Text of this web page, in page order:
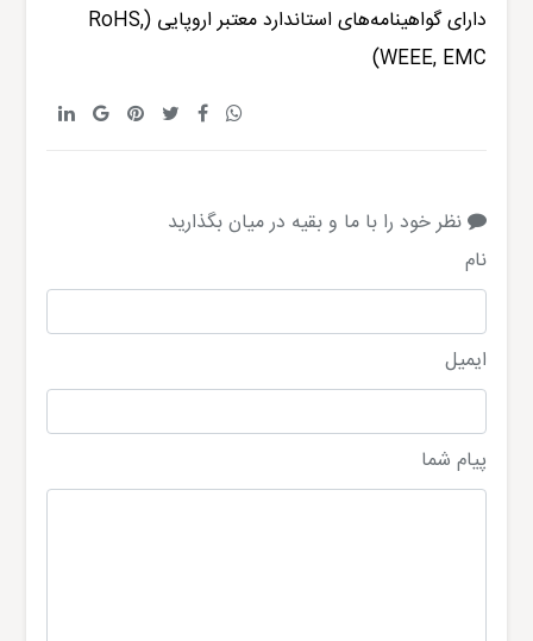
دارای گواهینامه‌های استاندارد معتبر اروپایی (RoHS,
WEEE, EMC)
نظر خود را با ما و بقیه در میان بگذارید
نام
ایمیل
پیام شما